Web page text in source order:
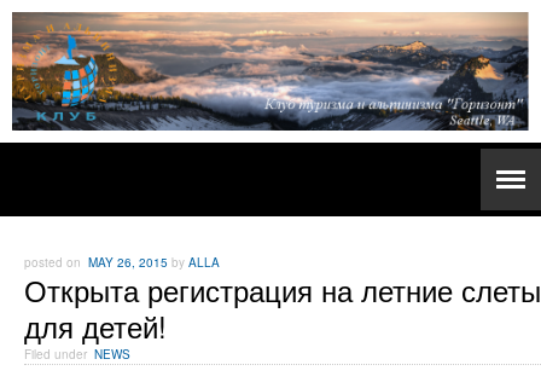
posted on MAY 26, 2015 by ALLA
Открыта регистрация на летние слеты
для детей!
Filed under NEWS